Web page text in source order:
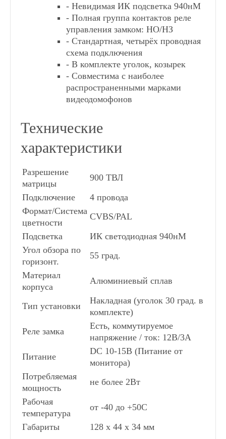
- Невидимая ИК подсветка 940нМ
- Полная группа контактов реле
управления замком: НО/НЗ
- Стандартная, четырёх проводная
схема подключения
- В комплекте уголок, козырек
- Совместима с наиболее
распространенными марками
видеодомофонов
Технические
характеристики
Разрешение
матрицы
900 ТВЛ
Подключение
4 провода
Формат/Система
цветности
CVBS/PAL
Подсветка
ИК светодиодная 940нМ
Угол обзора по
горизонт.
55 град.
Материал
корпуса
Алюминиевый сплав
Тип установки
Накладная (уголок 30 град. в
комплекте)
Реле замка
Есть, коммутируемое
напряжение / ток: 12В/3А
Питание
DC 10-15В (Питание от
монитора)
Потребляемая
мощность
не более 2Вт
Рабочая
температура
от -40 до +50С
Габариты
128 x 44 x 34 мм